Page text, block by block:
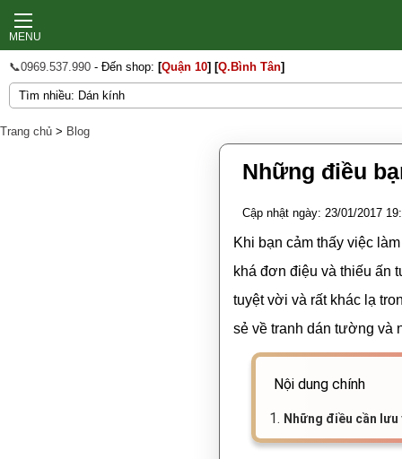
MENU
📞0969.537.990 - Đến shop: [Quận 10] [Q.Bình Tân]
Trang chủ > Blog
Những điều
Cập nhật ngày: 23/01/2017
Khi bạn cảm thấy việc
khá đơn điệu và thiếu ấn
tuyệt vời và rất khác lạ
sẻ về tranh dán tường và
Nội dung chính
1. Những điều cần